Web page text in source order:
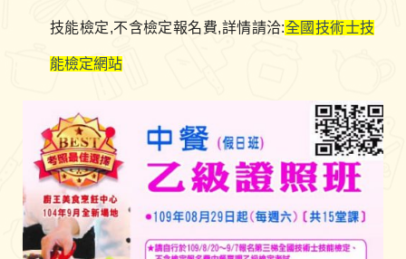
技能檢定,不含檢定報名費,詳情請洽:全國技術士技
能檢定網站